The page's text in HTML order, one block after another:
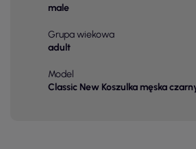
male
Grupa wiekowa
adult
Model
Classic New Koszulka męska